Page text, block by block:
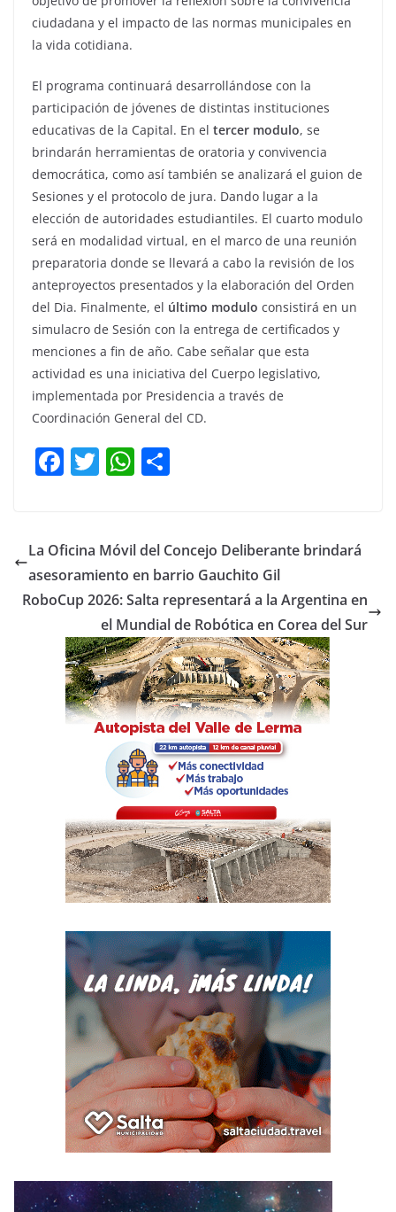
ciudadana y el impacto de las normas municipales en
la vida cotidiana.
El programa continuará desarrollándose con la
participación de jóvenes de distintas instituciones
educativas de la Capital. En el tercer modulo, se
brindarán herramientas de oratoria y convivencia
democrática, como así también se analizará el guion de
Sesiones y el protocolo de jura. Dando lugar a la
elección de autoridades estudiantiles. El cuarto modulo
será en modalidad virtual, en el marco de una reunión
preparatoria donde se llevará a cabo la revisión de los
anteproyectos presentados y la elaboración del Orden
del Dia. Finalmente, el último modulo consistirá en un
simulacro de Sesión con la entrega de certificados y
menciones a fin de año. Cabe señalar que esta
actividad es una iniciativa del Cuerpo legislativo,
implementada por Presidencia a través de
Coordinación General del CD.
F
e
b
o
o
k
T
er
W
s
A
p
p
p
ar
tir
La Oficina Móvil del Concejo Deliberante brindará
asesoramiento en barrio Gauchito Gil
RoboCup 2026: Salta representará a la Argentina en
el Mundial de Robótica en Corea del Sur